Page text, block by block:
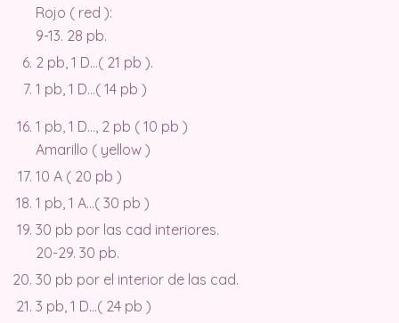
Rojo ( red ):
9-13. 28 pb.
2 pb, 1 D…( 21 pb ).
1 pb, 1 D…( 14 pb )
1 pb, 1 D…, 2 pb ( 10 pb )
Amarillo ( yellow )
10 A ( 20 pb )
1 pb, 1 A…( 30 pb )
30 pb por las cad interiores.
20-29. 30 pb.
30 pb por el interior de las cad.
3 pb, 1 D…( 24 pb )